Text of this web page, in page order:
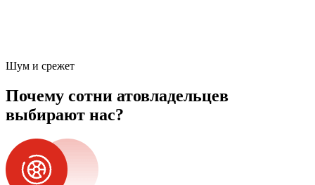
Шум и срежет
Почему сотни атовладельцев
выбирают нас?